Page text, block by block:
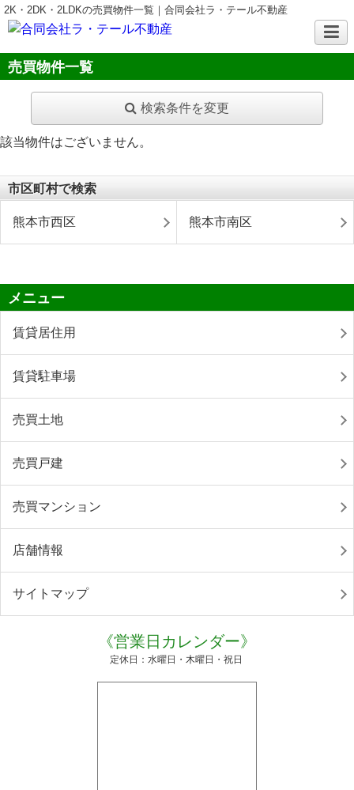
2K・2DK・2LDKの売買物件一覧｜合同会社ラ・テール不動産
売買物件一覧
検索条件を変更
該当物件はございません。
市区町村で検索
熊本市西区 熊本市南区
メニュー
賃貸居住用
賃貸駐車場
売買土地
売買戸建
売買マンション
店舗情報
サイトマップ
《営業日カレンダー》
定休日：水曜日・木曜日・祝日